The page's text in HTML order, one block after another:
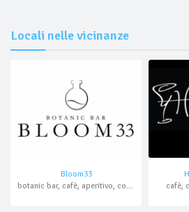
Locali nelle vicinanze
Bloom33
botanic bar, cafè, aperitivo, cocktail bar, asporto, domicilio
cafè,